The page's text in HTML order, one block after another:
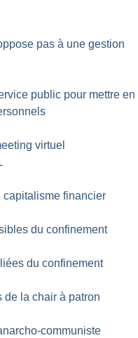
pas à une gestion
public pour mettre en
virtuel
capitalisme financier
du confinement
du confinement
de la chair à patron
communiste